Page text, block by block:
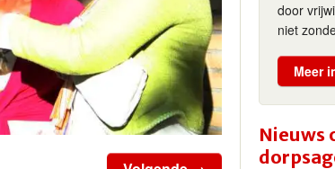
door
niet
Meer
Nieuws